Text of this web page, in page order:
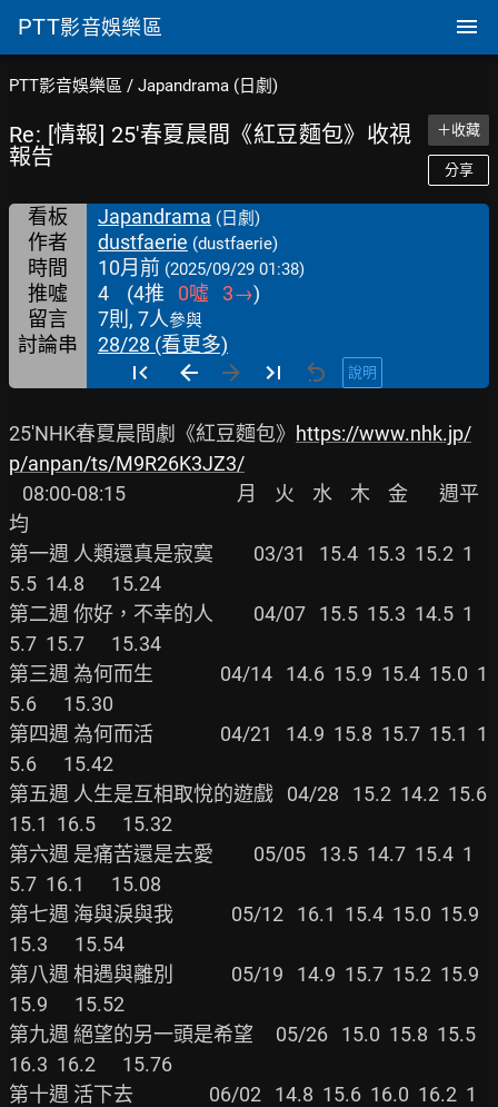
PTT影音娛樂區
PTT影音娛樂區 / Japandrama (日劇)
Re: [情報] 25'春夏晨間《紅豆麵包》收視
報告
＋收藏
分享
看板 Japandrama (日劇)
作者 dustfaerie (dustfaerie)
時間 10月前 (2025/09/29 01:38)
推噓 4 (4推 0噓 3→)
留言
7則, 7人參與
討論串 28/28 (看更多)
說明
25'NHK春夏晨間劇《紅豆麵包》 https://www.nhk.jp/
p/anpan/ts/M9R26K3JZ3/
均
第一週 人類還真是寂寞         03/31   15.4  15.3  15.2  1
5.5  14.8      15.24
第二週 你好，不幸的人         04/07   15.5  15.3  14.5  1
5.7  15.7      15.34
第三週 為何而生               04/14   14.6  15.9  15.4  15.0  1
5.6      15.30
第四週 為何而活               04/21   14.9  15.8  15.7  15.1  1
5.6      15.42
第五週 人生是互相取悅的遊戲   04/28   15.2  14.2  15.6
15.1  16.5      15.32
第六週 是痛苦還是去愛         05/05   13.5  14.7  15.4  1
5.7  16.1      15.08
第七週 海與淚與我             05/12   16.1  15.4  15.0  15.9
15.3      15.54
第八週 相遇與離別             05/19   14.9  15.7  15.2  15.9
15.9      15.52
第九週 絕望的另一頭是希望     05/26   15.0  15.8  15.5
16.3  16.2      15.76
第十週 活下去                 06/02   14.8  15.6  16.0  16.2  1